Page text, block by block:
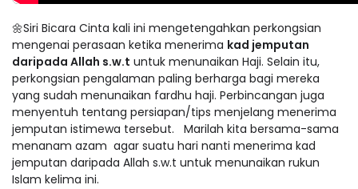
🌼Siri Bicara Cinta kali ini mengetengahkan perkongsian
mengenai perasaan ketika menerima kad jemputan
daripada Allah s.w.t untuk menunaikan Haji. Selain itu,
perkongsian pengalaman paling berharga bagi mereka
yang sudah menunaikan fardhu haji. Perbincangan juga
menyentuh tentang persiapan/tips menjelang menerima
jemputan istimewa tersebut. Marilah kita bersama-sama
menanam azam agar suatu hari nanti menerima kad
jemputan daripada Allah s.w.t untuk menunaikan rukun
Islam kelima ini.